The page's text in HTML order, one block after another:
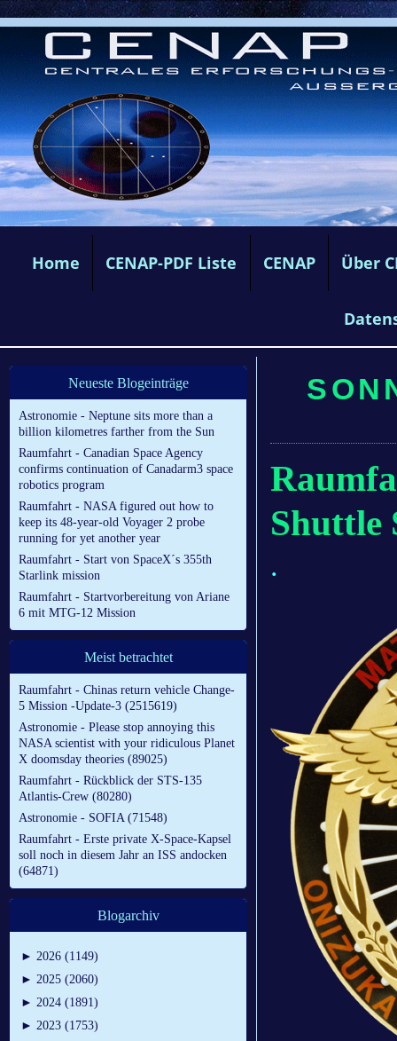
Home CENAP-PDF Liste CENAP Über
Neueste Blogeinträge
Astronomie - Neptune sits more than a
billion kilometres farther from the Sun
Raumfahrt - Canadian Space Agency
confirms continuation of Canadarm3 space
robotics program
Raumfahrt - NASA figured out how to
keep its 48-year-old Voyager 2 probe
running for yet another year
Raumfahrt - Start von SpaceX´s 355th
Starlink mission
Raumfahrt - Startvorbereitung von Ariane
6 mit MTG-12 Mission
Meist betrachtet
Raumfahrt - Chinas return vehicle Change-
5 Mission -Update-3 (2515619)
Astronomie - Please stop annoying this
NASA scientist with your ridiculous Planet
X doomsday theories (89025)
Raumfahrt - Rückblick der STS-135
Atlantis-Crew (80280)
Astronomie - SOFIA (71548)
Raumfahrt - Erste private X-Space-Kapsel
soll noch in diesem Jahr an ISS andocken
(64871)
Blogarchiv
► 2026 (1149)
► 2025 (2060)
► 2024 (1891)
► 2023 (1753)
Shuttle
.